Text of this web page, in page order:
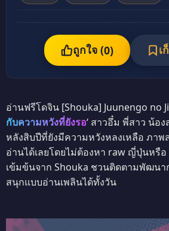
ถูกใจ (0) เ
อ่านฟรีโดจิน [Shouka] Juunengo no
กับความหวังที่ยังรอ‘ สาวอึ๋ม พี่สาว น้อ
หลังสิบปีที่ยังมีความหวังหลงเหลือ ภา
อ่านได้เลยโดยไม่ต้องหา raw ญี่ปุ่นหรื
เข้มข้นจาก Shouka ชวนติดตามพัฒนา
สนุกแบบอ่านเพลินได้ทั้งวัน